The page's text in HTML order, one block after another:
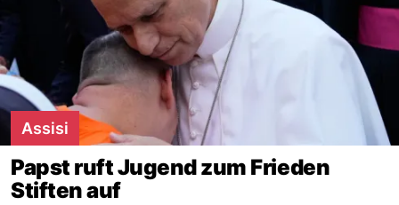
Assisi
Papst ruft Jugend zum Frieden
Stiften auf